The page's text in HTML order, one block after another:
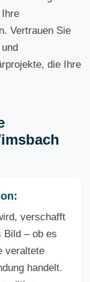
Vertrauen Sie
die Ihre
verschafft
Bild – ob es
veraltete
handelt.